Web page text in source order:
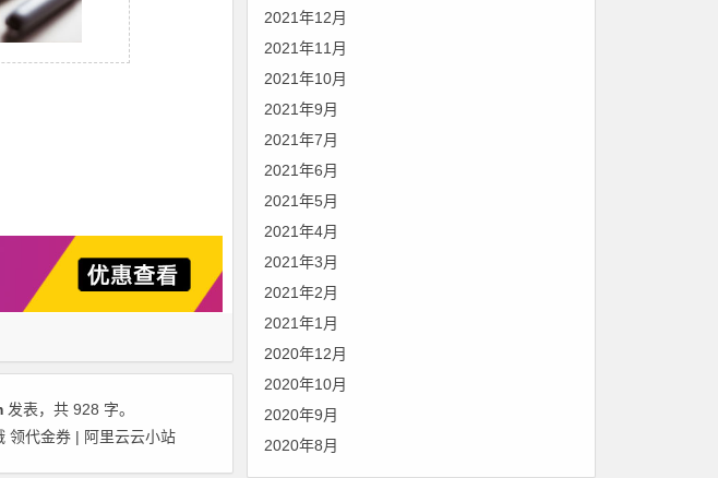
发表，共 928 字。
领代金券 | 阿里云云小站
2021年12月
2021年11月
2021年10月
2021年9月
2021年7月
2021年6月
2021年5月
2021年4月
2021年3月
2021年2月
2021年1月
2020年12月
2020年10月
2020年9月
2020年8月